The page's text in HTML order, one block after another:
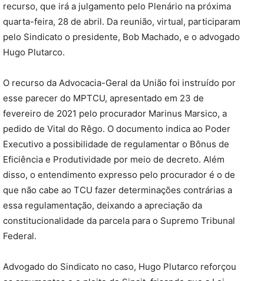
recurso, que irá a julgamento pelo Plenário na próxima
quarta-feira, 28 de abril. Da reunião, virtual, participaram
pelo Sindicato o presidente, Bob Machado, e o advogado
Hugo Plutarco.
O recurso da Advocacia-Geral da União foi instruído por
esse parecer do MPTCU, apresentado em 23 de
fevereiro de 2021 pelo procurador Marinus Marsico, a
pedido de Vital do Rêgo. O documento indica ao Poder
Executivo a possibilidade de regulamentar o Bônus de
Eficiência e Produtividade por meio de decreto. Além
disso, o entendimento expresso pelo procurador é o de
que não cabe ao TCU fazer determinações contrárias a
essa regulamentação, deixando a apreciação da
constitucionalidade da parcela para o Supremo Tribunal
Federal.
Advogado do Sindicato no caso, Hugo Plutarco reforçou